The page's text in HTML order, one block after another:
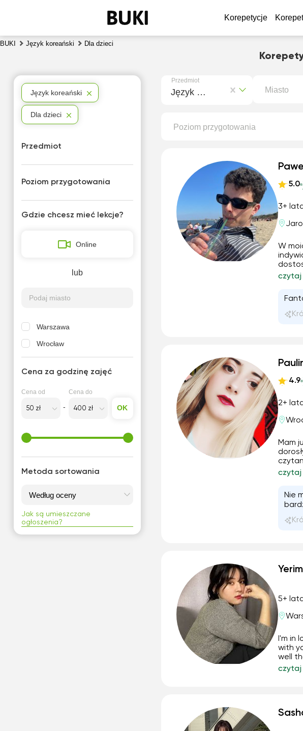
Korepetycje
BUKI Język koreański Dla dzieci
Przedmiot
Język koreański Miasto
Poziom przygotowania
5.0
3+
W
czytaj
4.9
2+
Mam
czytaj
Nie
5+
I'm in
with
well
the
czytaj
Język koreański
Dla dzieci
Przedmiot
Poziom przygotowania
Gdzie chcesz mieć lekcje?
Online
lub
Warszawa
Wrocław
Cena za godzinę zajęć
Cena od Cena do
OK
Metoda sortowania
Jak są umieszczane
ogłoszenia?